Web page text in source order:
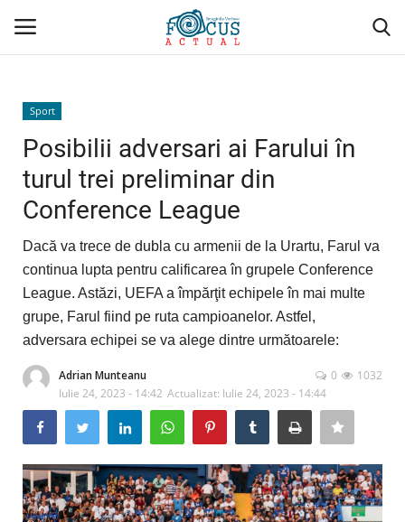
Conectare
Acasă
Evenimente
Administrativ/Social
Politică/Economie
Sport
Cultură/Religie
Timp liber/Sănătate
Sport
Posibilii adversari ai Farului în
turul trei preliminar din
Conference League
Dacă va trece de dubla cu armenii de la Urartu, Farul va
continua lupta pentru calificarea în grupele Conference
League. Astăzi, UEFA a împărţit echipele în mai multe
grupe, Farul fiind pe ruta campioanelor. Astfel,
adversara echipei se va alege dintre următoarele:
Adrian Munteanu
Iulie 24, 2023 - 14:42 Actualizat: Iulie 24, 2023 - 14:44
1032
0